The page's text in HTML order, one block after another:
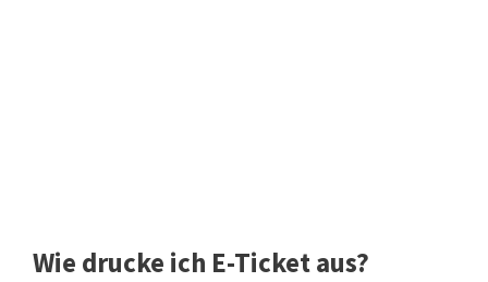
Wie drucke ich E-Ticket aus?